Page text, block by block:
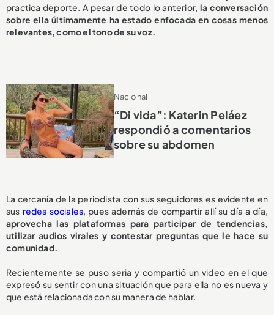
practica deporte. A pesar de todo lo anterior, la conversación
sobre ella últimamente ha estado enfocada en cosas menos
relevantes, como el tono de su voz.
Nacional
“Di vida”: Katerin Peláez
respondió a comentarios
sobre su abdomen
La cercanía de la periodista con sus seguidores es evidente en
sus redes sociales, pues además de compartir allí su día a día,
aprovecha las plataformas para participar de tendencias,
utilizar audios virales y contestar preguntas que le hace su
comunidad.
Recientemente se puso seria y compartió un video en el que
expresó su sentir con una situación que para ella no es nueva y
que está relacionada con su manera de hablar.